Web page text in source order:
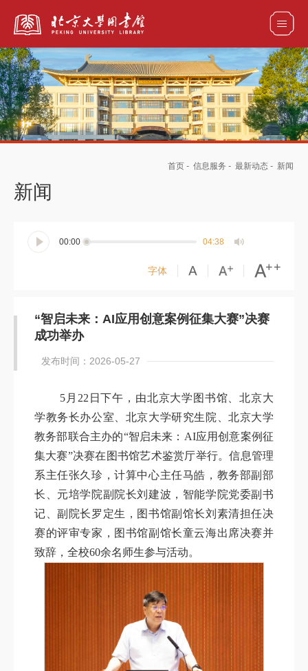
全部资源
首页 - 信息服务 - 最新动态 - 新闻
新闻
00:00 04:38
字体
“智启未来：AI应用创意案例征集大赛”决赛
成功举办
发布时间：2026-05-27
5月22日下午，由北京大学图书馆、北京大
学教务长办公室、北京大学研究生院、北京大学
教务部联合主办的“智启未来：AI应用创意案例征
集大赛”决赛在图书馆艺术鉴赏厅举行。信息管理
系主任张久珍，计算中心主任马皓，教务部副部
长、元培学院副院长刘建波，智能学院党委副书
记、副院长罗定生，图书馆副馆长刘素清担任决
赛的评审专家，图书馆副馆长童云海出席决赛并
致辞，全校60余名师生参与活动。